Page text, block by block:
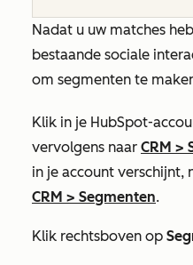
Nadat u uw matches
bestaande sociale
om segmenten te
Klik in je HubSpot-
vervolgens naar CRM >
in je account verschijnt,
CRM > Segmenten.
Klik rechtsboven op